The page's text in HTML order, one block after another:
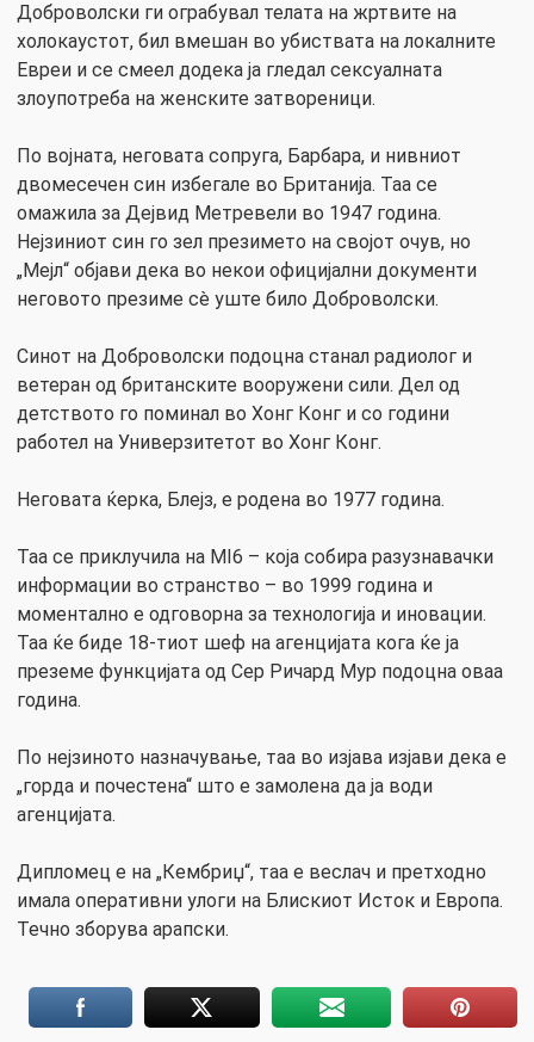
Доброволски ги ограбувал телата на жртвите на
холокаустот, бил вмешан во убиствата на локалните
Евреи и се смеел додека ја гледал сексуалната
злоупотреба на женските затвореници.
По војната, неговата сопруга, Барбара, и нивниот
двомесечен син избегале во Британија. Таа се
омажила за Дејвид Метревели во 1947 година.
Нејзиниот син го зел презимето на својот очув, но
„Мејл“ објави дека во некои официјални документи
неговото презиме сè уште било Доброволски.
Синот на Доброволски подоцна станал радиолог и
ветеран од британските вооружени сили. Дел од
детството го поминал во Хонг Конг и со години
работел на Универзитетот во Хонг Конг.
Неговата ќерка, Блејз, е родена во 1977 година.
Таа се приклучила на MI6 – која собира разузнавачки
информации во странство – во 1999 година и
моментално е одговорна за технологија и иновации.
Таа ќе биде 18-тиот шеф на агенцијата кога ќе ја
преземе функцијата од Сер Ричард Мур подоцна оваа
година.
По нејзиното назначување, таа во изјава изјави дека е
„горда и почестена“ што е замолена да ја води
агенцијата.
Дипломец е на „Кембриџ“, таа е веслач и претходно
имала оперативни улоги на Блискиот Исток и Европа.
Течно зборува арапски.